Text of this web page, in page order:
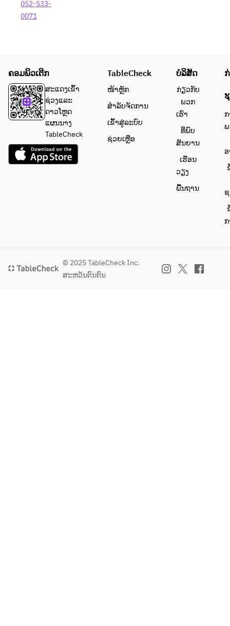
052-533-
0071
ຄອມພິວເຕີກ
ສະແດງເຂົ້າ
ຊ່ວງແລະ
ດາວໂຫຼດ
ແຜນນາງ
TableCheck
TableCheck
ໜ້າຫຼັກ
ສຳລັບຈັດການ
ເຂົ້າສູ່ລະບົບ
ຊ່ວຍເຫຼືອ
ບໍລິສັດ
ກ່ຽວກັບ
ພວກ
ເຮົາ
ທີ່ພົບ
ສັນຍານ
ເຮືອນ
ວຽງ
ພື້ນຖານ
© 2025 TableCheck Inc.
ສະຫວັນຕົນຕົນ